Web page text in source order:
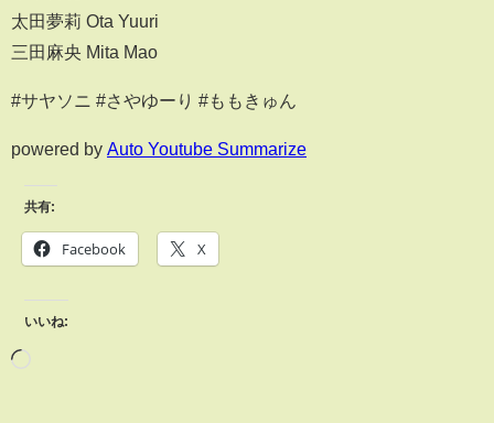
太田夢莉 Ota Yuuri
三田麻央 Mita Mao
#サヤソニ #さやゆーり #ももきゅん
powered by Auto Youtube Summarize
共有:
Facebook X
いいね: